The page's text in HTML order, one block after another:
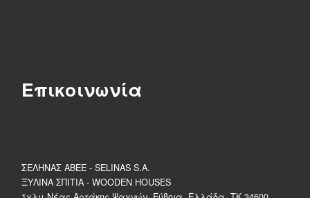
Επικοινωνία
ΣΕΛΗΝΑΣ ΑΒΕΕ - SELINAS S.A.
ΞΥΛΙΝΑ ΣΠΙΤΙΑ - WOODEN HOUSES